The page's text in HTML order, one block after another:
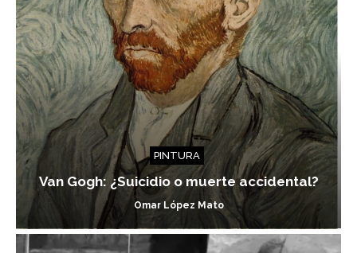
PINTURA
Van Gogh: ¿Suicidio o muerte accidental?
Omar López Mato